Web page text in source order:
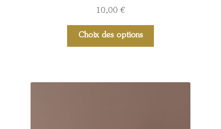
10,00 €
Choix des options